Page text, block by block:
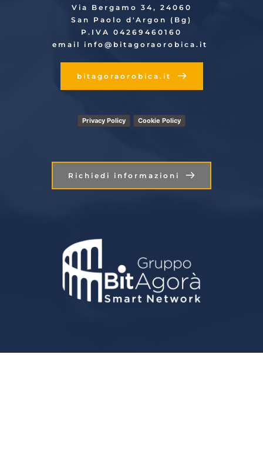
Via Bergamo 34, 24060
San Paolo d'Argon (Bg)
P.IVA 04269460160
email info @bitagoraorobica.it
bitagoraorobica.it
Privacy Policy Cookie Policy
Richiedi informazioni